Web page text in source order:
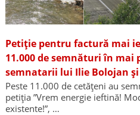
Petiție pentru factură mai
11.000 de semnături în mai
semnatarii lui Ilie Bolojan
Peste 11.000 de cetățeni au
petiția ”Vrem energie ieftină!
existente!”, …